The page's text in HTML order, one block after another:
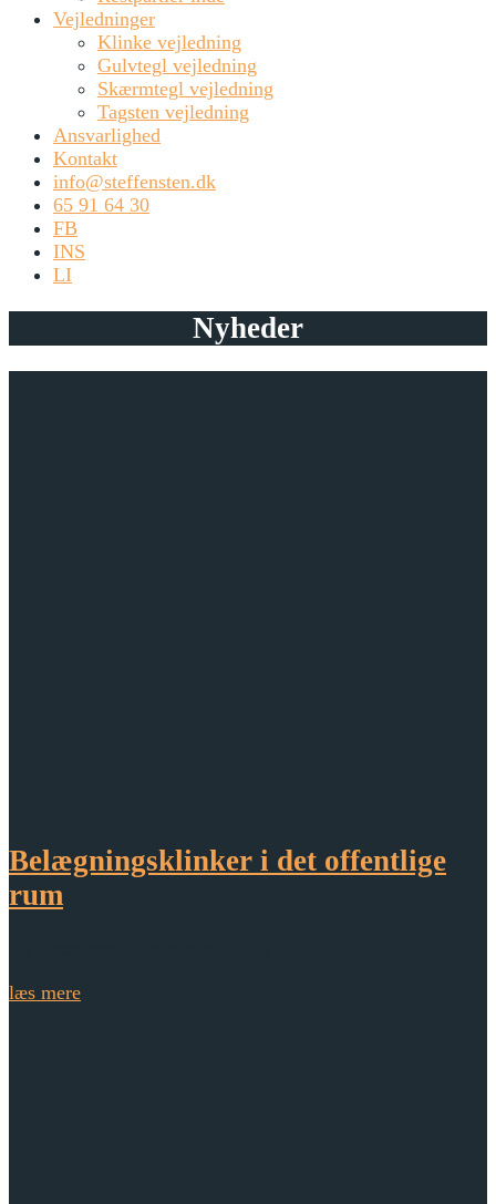
Vejledninger
Klinke vejledning
Gulvtegl vejledning
Skærmtegl vejledning
Tagsten vejledning
Ansvarlighed
Kontakt
info@steffensten.dk
65 91 64 30
FB
INS
LI
Nyheder
Belægningsklinker i det offentlige
rum
læs mere